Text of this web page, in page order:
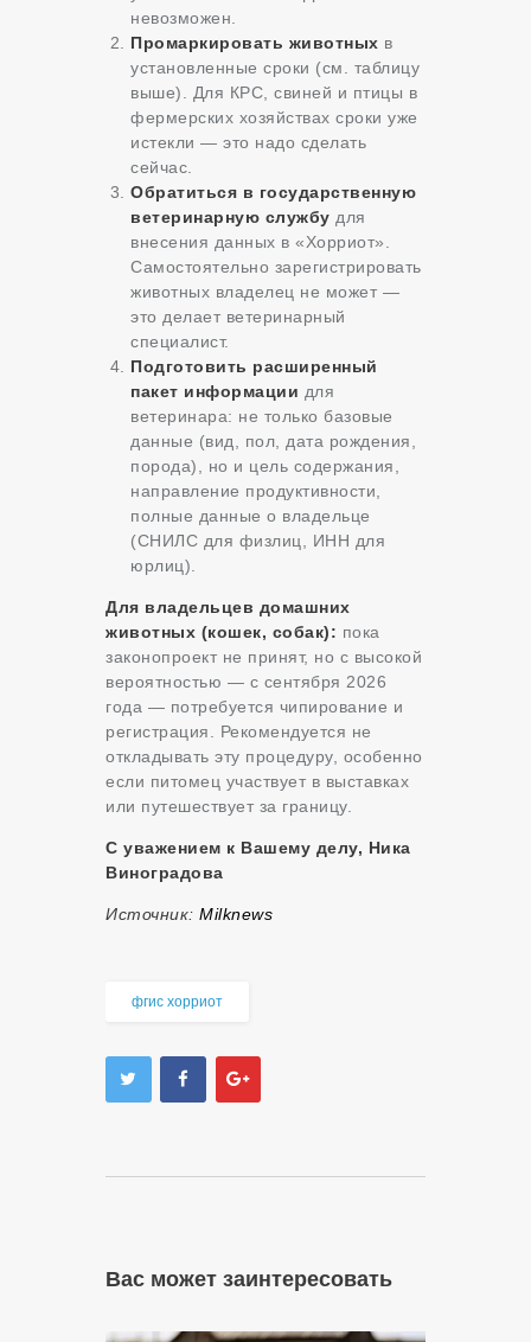
невозможен
Промаркировать животных в
установленные сроки (см. таблицу
выше). Для КРС, свиней и птицы в
фермерских хозяйствах сроки уже
истекли — это надо сделать
сейчас.
Обратиться в государственную
ветеринарную службу для
внесения данных в «Хорриот».
Самостоятельно зарегистрировать
животных владелец не может —
это делает ветеринарный
специалист.
Подготовить расширенный
пакет информации для
ветеринара: не только базовые
данные (вид, пол, дата рождения,
порода), но и цель содержания,
направление продуктивности,
полные данные о владельце
(СНИЛС для физлиц, ИНН для
юрлиц)
Для владельцев домашних
животных (кошек, собак): пока
законопроект не принят, но с высокой
вероятностью — с сентября 2026
года — потребуется чипирование и
регистрация. Рекомендуется не
откладывать эту процедуру, особенно
если питомец участвует в выставках
или путешествует за границу.
С уважением к Вашему делу, Ника
Виноградова
Источник: Milknews
фгис хорриот
Вас может заинтересовать